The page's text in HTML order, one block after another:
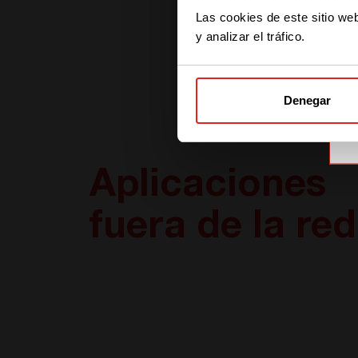
Las cookies de este sitio
y analizar el tráfico.
Denegar